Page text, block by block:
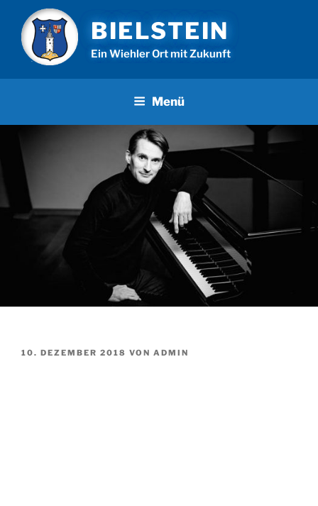
Inhalt
springen
BIELSTEIN
Ein Wiehler Ort mit Zukunft
Menü
VERÖFFENTLICHT
10. DEZEMBER 2018 VON ADMIN